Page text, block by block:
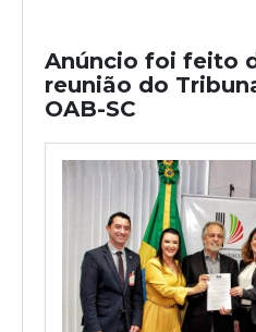
Anúncio foi feito
reunião do
OAB-SC